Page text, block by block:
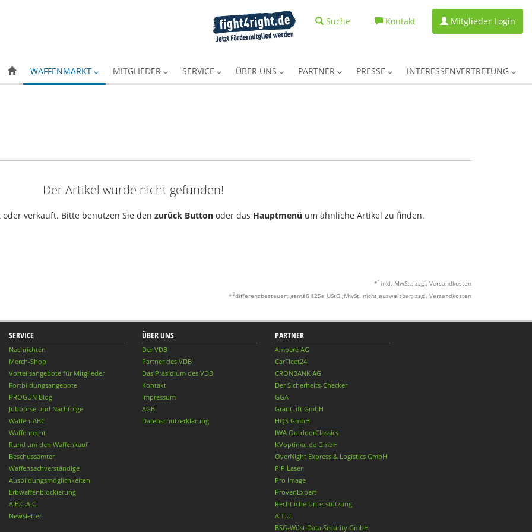
Suche Kontakt Mitglieder Login
WAFFENMARKT MITGLIEDER SERVICE ÜBER UNS PARTNER PRESSE INTERESSENVERTRETUNG
Der Artikel wurde nicht gefunden!
verkauft. Bitte benutzen Sie den zurück Button oder das Hauptmenü um ähnliche Artikel zu finden.
* 1 inkl. MwSt.; zzgl. Versandkosten
*2differenzbesteuert gemäß §25a UStG.;MwSt. nicht ausweisbar; zzgl. Versandkosten
SERVICE
Nachrichten
Merch-Shop
Vorteilsangebote für Mitglieder
Fortbildungsangebote
PROGUN Blog
Jobbörse und Nachfolge
Waffen-ABC
Waffenrecht
Rund um den Waffenkauf
Beschussämter
Waffensachverständige
Ausbildungsmöglichkeiten
Erbwaffenblockierung
A.E.C.A.C.
Newsletter
ÜBER UNS
Der VDB
Partner des VDB
Das Präsidium des VDB
Kontakt
Impressum
AGB
Datenschutzerklärung
PARTNER
Ampere AG
CarFleet24
CRONBANK AG
Der Sicherheits-Checker
GGA
GrantLift GmbH
HQS GmbH
IWA OutdoorClassics
KVoptimal.de GmbH
OverNight Express & Logistics GmbH
PiP Laser
Pro Image
ProvenExpert
Rechtliche Unterstützung
A.T.U.
BSG-Wüst Data Security GmbH